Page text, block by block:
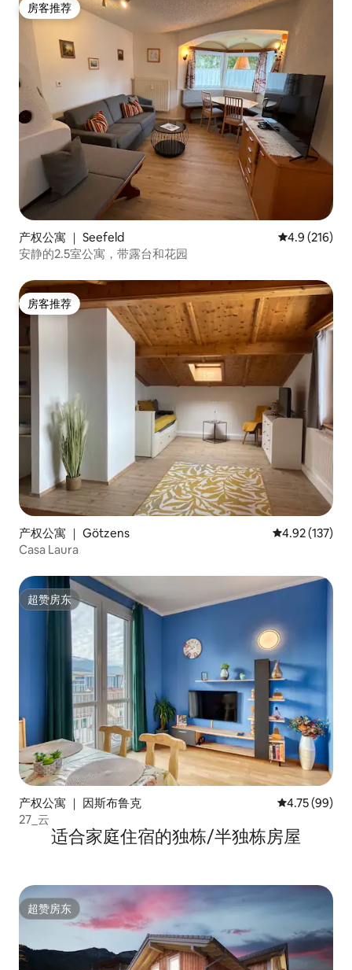
房客推荐
房客推荐
产权公寓 ｜ Seefeld 平均评分 4.9
4.9 (216)
安静的2.5室公寓，带露台和花园
房客推荐
房客推荐
产权公寓 ｜ Götzens 平均评分 4.92
4.92 (137)
Casa Laura
超赞房东
超赞房东
产权公寓 ｜ 因斯布鲁克 平均评分
4.75 (99)
27_云
适合家庭住宿的独栋/半独栋房屋
超赞房东
超赞房东